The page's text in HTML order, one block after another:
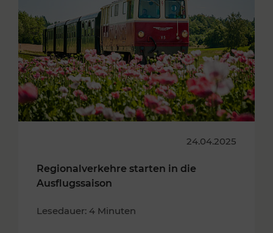
24.04.2025
Regionalverkehre starten in die
Ausflugssaison
Lesedauer: 4 Minuten